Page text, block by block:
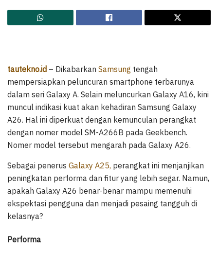
tautekno.id – Dikabarkan Samsung tengah
mempersiapkan peluncuran smartphone terbarunya
dalam seri Galaxy A. Selain meluncurkan Galaxy A16, kini
muncul indikasi kuat akan kehadiran Samsung Galaxy
A26. Hal ini diperkuat dengan kemunculan perangkat
dengan nomer model SM-A266B pada Geekbench.
Nomer model tersebut mengarah pada Galaxy A26.
Sebagai penerus Galaxy A25, perangkat ini menjanjikan
peningkatan performa dan fitur yang lebih segar. Namun,
apakah Galaxy A26 benar-benar mampu memenuhi
ekspektasi pengguna dan menjadi pesaing tangguh di
kelasnya?
Performa